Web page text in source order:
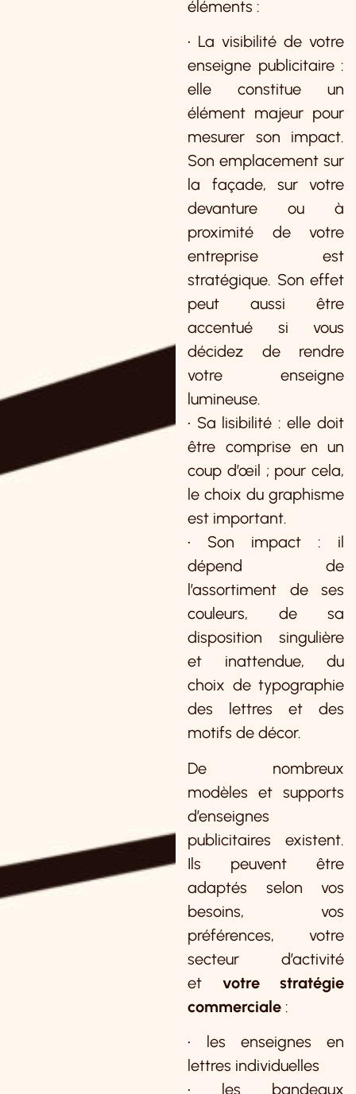
éléments :
• La visibilité de votre
enseigne publicitaire :
elle constitue un
élément majeur pour
mesurer son impact.
Son emplacement sur
la façade, sur votre
devanture ou à
proximité de votre
entreprise est
stratégique. Son effet
peut aussi être
accentué si vous
décidez de rendre
votre enseigne
lumineuse.
• Sa lisibilité : elle doit
être comprise en un
coup d’œil ; pour cela,
le choix du graphisme
est important.
• Son impact : il
dépend de
l’assortiment de ses
couleurs, de sa
disposition singulière
et inattendue, du
choix de typographie
des lettres et des
motifs de décor.
De nombreux
modèles et supports
d’enseignes
publicitaires existent.
Ils peuvent être
adaptés selon vos
besoins, vos
préférences, votre
secteur d’activité
et votre stratégie
commerciale :
• les enseignes en
lettres individuelles
• les bandeaux